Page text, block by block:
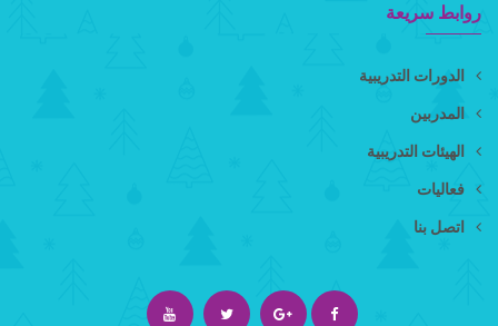
روابط سريعة
الدورات التدريبية
المدربين
الهيئات التدريبية
فعاليات
اتصل بنا